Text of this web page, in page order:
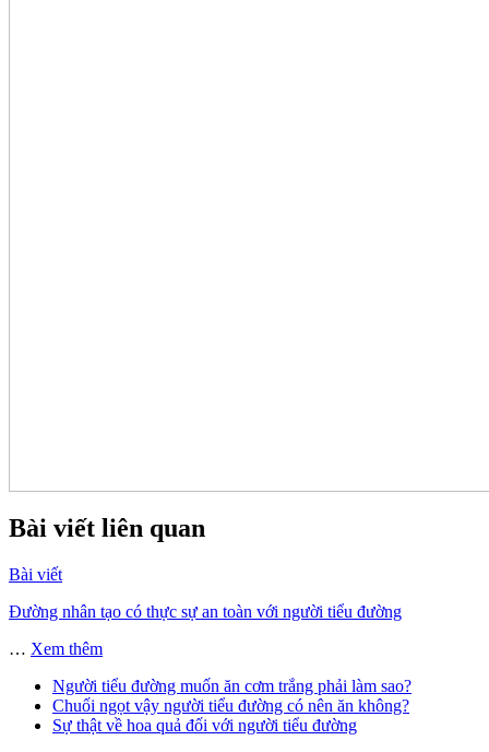
Bài viết liên quan
Bài viết
Đường nhân tạo có thực sự an toàn với người tiểu đường
… Xem thêm
Người tiểu đường muốn ăn cơm trắng phải làm sao?
Chuối ngọt vậy người tiểu đường có nên ăn không?
Sự thật về hoa quả đối với người tiểu đường